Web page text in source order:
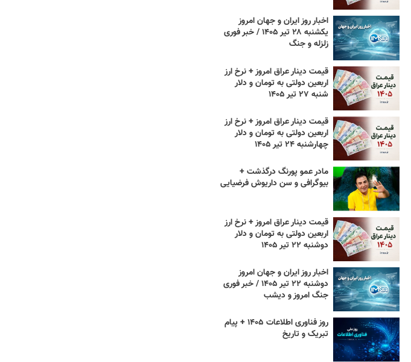
اخبار روز ایران و جهان امروز
یکشنبه ۲۸ تیر ۱۴۰۵ / خبر فوری
زلزله و جنگ
قیمت دینار عراق امروز + نرخ ارز
اربعین دولتی به تومان و دلار
شنبه ۲۷ تیر ۱۴۰۵
قیمت دینار عراق امروز + نرخ ارز
اربعین دولتی به تومان و دلار
چهارشنبه ۲۴ تیر ۱۴۰۵
مادر عمو پورنگ درگذشت +
بیوگرافی و سن داریوش فرضیایی
قیمت دینار عراق امروز + نرخ ارز
اربعین دولتی به تومان و دلار
دوشنبه ۲۲ تیر ۱۴۰۵
اخبار روز ایران و جهان امروز
دوشنبه ۲۲ تیر ۱۴۰۵ / خبر فوری
جنگ امروز و دیشب
روز فناوری اطلاعات ۱۴۰۵ + پیام
تبریک و تاریخ